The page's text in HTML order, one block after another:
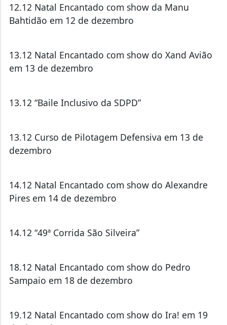
12.12 Natal Encantado com show da Manu
Bahtidão em 12 de dezembro
13.12 Natal Encantado com show do Xand Avião
em 13 de dezembro
13.12 “Baile Inclusivo da SDPD”
13.12 Curso de Pilotagem Defensiva em 13 de
dezembro
14.12 Natal Encantado com show do Alexandre
Pires em 14 de dezembro
14.12 “49ª Corrida São Silveira”
18.12 Natal Encantado com show do Pedro
Sampaio em 18 de dezembro
19.12 Natal Encantado com show do Ira! em 19